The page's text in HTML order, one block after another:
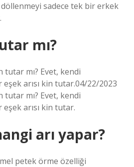
döllenmeyi sadece tek bir erkek
mı?
tutar mı? Evet, kendi
arısı kin tutar.04/22/2023
tutar mı? Evet, kendi
arısı kin tutar.
arı yapar?
petek örme özelliği